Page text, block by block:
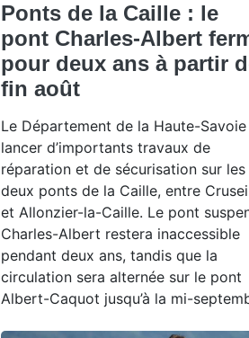
Ponts de la Caille : le
pont Charles-Albert
pour deux ans à partir
fin août
Le Département de la Haute-Savoie
lancer d’importants travaux de
réparation et de sécurisation sur les
deux ponts de la Caille, entre
et Allonzier-la-Caille. Le pont
Charles-Albert restera inaccessible
pendant deux ans, tandis que la
circulation sera alternée sur le pont
Albert-Caquot jusqu’à la mi-